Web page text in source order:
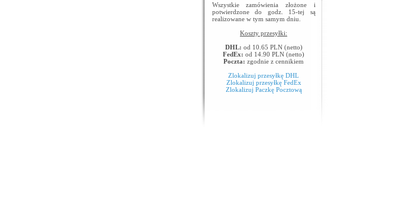
Wszystkie zamówienia złożone i
potwierdzone do godz. 15-tej są
realizowane w tym samym dniu.
Koszty przesyłki:
DHL: od 10.65 PLN (netto)
FedEx: od 14.90 PLN (netto)
Poczta: zgodnie z cennikiem
Zlokalizuj przesyłkę DHL
Zlokalizuj przesyłkę FedEx
Zlokalizuj Paczkę Pocztową